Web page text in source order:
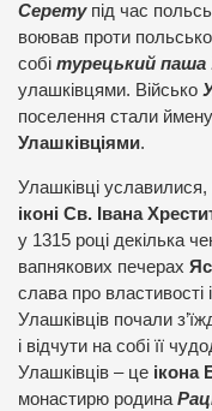
Серету під час
воював проти
собі турецький паша
улашківцями. Військо
поселення стали
Улашківціями.
Улашківці
іконі Св. Івана
у 1315 році декілька
вапнякових печерах
слава про властивості
Улашківців почали
і відчути на собі її
Улашківців – це ікона
монастирю родина